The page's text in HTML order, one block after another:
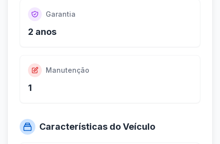
Garantia
2 anos
Manutenção
1
Características do Veículo